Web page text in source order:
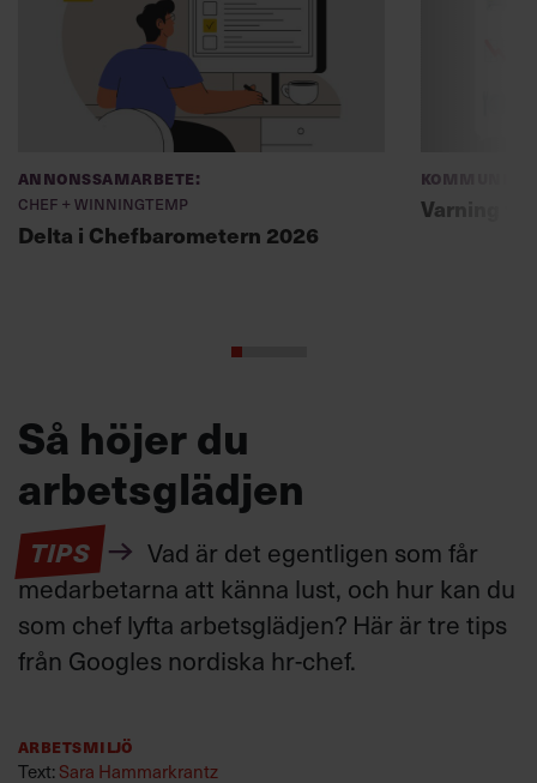
Annonssamarbete:
Chef + Winningtemp
Delta i Chefbarometern 2026
Varning
Så höjer du
arbetsglädjen
TIPS
Vad är det egentligen som får
medarbetarna att känna lust, och hur kan du
som chef lyfta arbetsglädjen? Här är tre tips
från Googles nordiska hr-chef.
Arbetsmiljö
Text:Sara Hammarkrantz